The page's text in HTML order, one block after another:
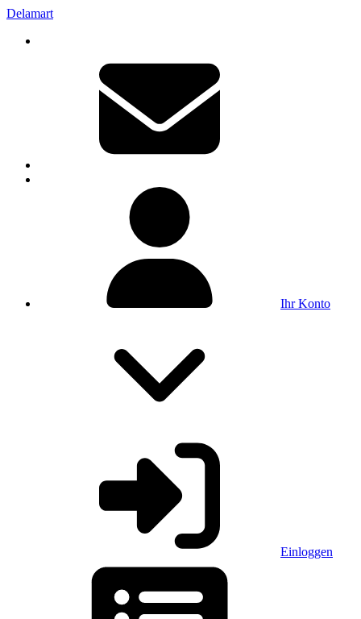
Delamart
Ihr Konto
Einloggen